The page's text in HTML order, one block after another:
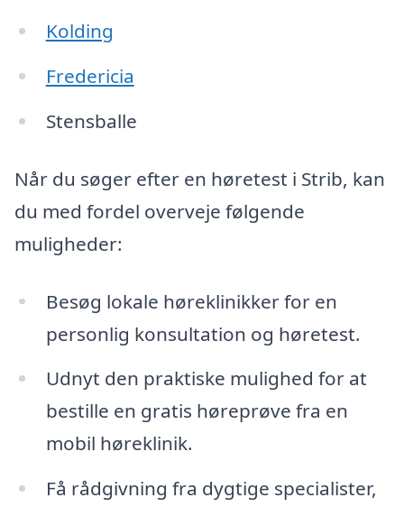
Kolding
Fredericia
Stensballe
Når du søger efter en høretest i Strib, kan
du med fordel overveje følgende
muligheder:
Besøg lokale høreklinikker for en
personlig konsultation og høretest.
Udnyt den praktiske mulighed for at
bestille en gratis høreprøve fra en
mobil høreklinik.
Få rådgivning fra dygtige specialister,